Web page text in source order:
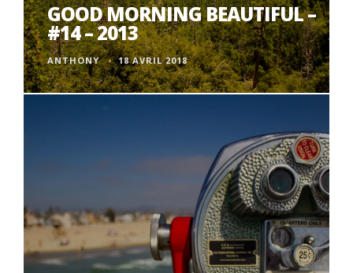
GOOD MORNING BEAUTIFUL –
#14 – 2013
ANTHONY 18 AVRIL 2018